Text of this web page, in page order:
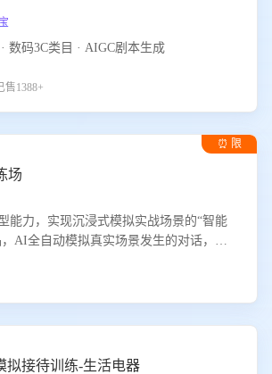
数码3C类目 · AIGC剧本生成
售1388+
⏰ 限
场
能力，实现沉浸式模拟实战场景的“智能
AI全自动模拟真实场景发生的对话，企
拟接待训练-生活电器